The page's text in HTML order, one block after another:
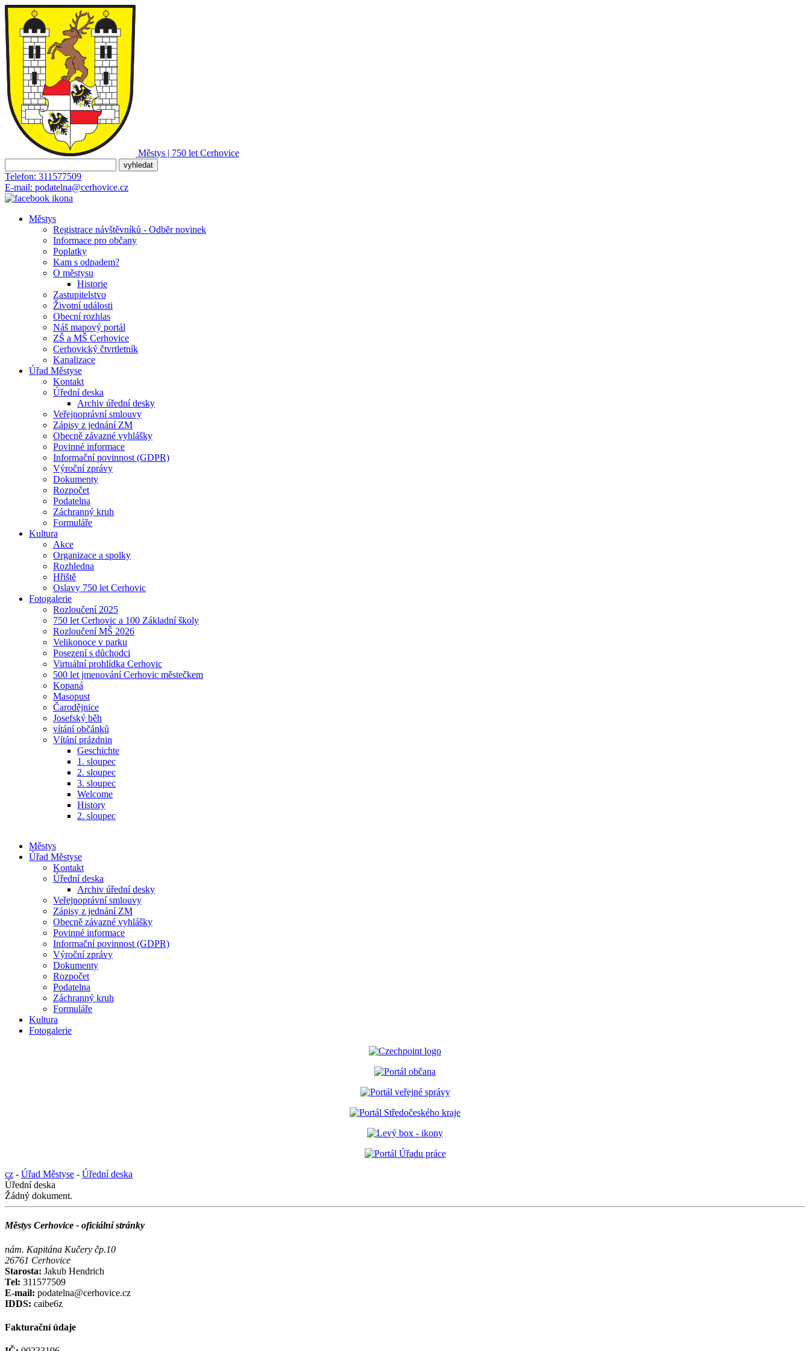
Městys | 750 let Cerhovice
Telefon: 311577509
E-mail: podatelna@cerhovice.cz
Městys
Registrace návštěvníků - Odběr novinek
Informace pro občany
Poplatky
Kam s odpadem?
O městysu
Historie
Zastupitelstvo
Životní události
Obecní rozhlas
Náš mapový portál
ZŠ a MŠ Cerhovice
Cerhovický čtvrtletník
Kanalizace
Úřad Městyse
Kontakt
Úřední deska
Archiv úřední desky
Veřejnoprávní smlouvy
Zápisy z jednání ZM
Obecně závazné vyhlášky
Povinné informace
Informační povinnost (GDPR)
Výroční zprávy
Dokumenty
Rozpočet
Podatelna
Záchranný kruh
Formuláře
Kultura
Akce
Organizace a spolky
Rozhledna
Hřiště
Oslavy 750 let Cerhovic
Fotogalerie
Rozloučení 2025
750 let Cerhovic a 100 Základní školy
Rozloučení MŠ 2026
Velikonoce v parku
Posezení s důchodci
Virtuální prohlídka Cerhovic
500 let jmenování Cerhovic městečkem
Kopaná
Masopust
Čarodějnice
Josefský běh
vítání občánků
Vítání prázdnin
Geschichte
1. sloupec
2. sloupec
3. sloupec
Welcome
History
2. sloupec
Městys
Úřad Městyse
Kontakt
Úřední deska
Archiv úřední desky
Veřejnoprávní smlouvy
Zápisy z jednání ZM
Obecně závazné vyhlášky
Povinné informace
Informační povinnost (GDPR)
Výroční zprávy
Dokumenty
Rozpočet
Podatelna
Záchranný kruh
Formuláře
Kultura
Fotogalerie
cz - Úřad Městyse - Úřední deska
Úřední deska
Žádný dokument.
Městys Cerhovice - oficiální stránky
nám. Kapitána Kučery čp.10
26761 Cerhovice
Starosta: Jakub Hendrich
Tel: 311577509
E-mail: podatelna@cerhovice.cz
IDDS: caibe6z
Fakturační údaje